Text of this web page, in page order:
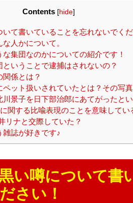
Contents [hide]
て書いていることを忘れないでくだ
人かについて。
集団なのかについての紹介です！
いうことで逮捕はされないの？
係とは？
ット扱いされていたとは？その写
景子を日下部治郎にあてがったとい
関する比喩表現のことを意味してい
リナと交際していた？
誌が好きです♪
い噂について書
さい！